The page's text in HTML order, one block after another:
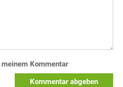
Kommentar
Kommentar abgeben